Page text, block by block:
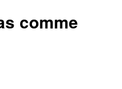
comme